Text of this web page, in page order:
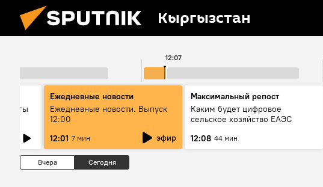
Кыргызстан
12:07
Ежедневные новости
Ежедневные новости. Выпуск
12:00
12:01 7 мин эфир
Максимальный репост
Каким будет цифровое
сельское хозяйство ЕАЭС
12:08 44 мин
Вчера Сегодня